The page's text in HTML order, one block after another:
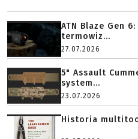
ATN Blaze Gen
termowiz...
27.07.2026
5" Assault
system...
23.07.2026
Historia